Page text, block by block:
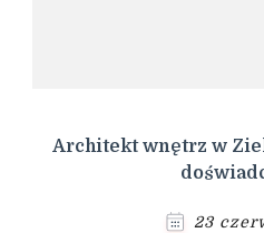
Architekt wnętrz w
23